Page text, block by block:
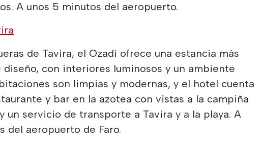
A unos 5 minutos del aeropuerto.
de Tavira, el Ozadi ofrece una estancia más
diseño, con interiores luminosos y un ambiente
son limpias y modernas, y el hotel cuenta
y bar en la azotea con vistas a la campiña
un servicio de transporte a Tavira y a la playa. A
del aeropuerto de Faro.